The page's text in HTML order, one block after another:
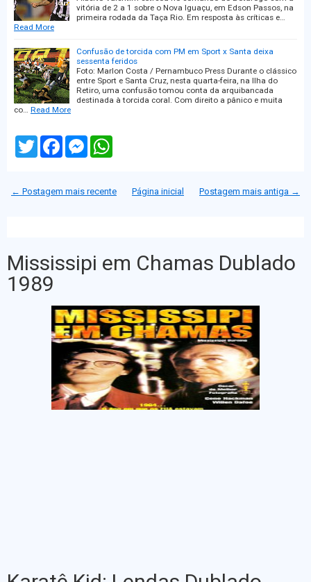
vitória de 2 a 1 sobre o Nova Iguaçu, em Edson Passos, na
primeira rodada da Taça Rio. Em resposta às críticas e…
Read More
Confusão de torcida com PM em Sport x Santa deixa
sessenta feridos
Foto: Marlon Costa / Pernambuco Press Durante o clássico
entre Sport e Santa Cruz, nesta quarta-feira, na Ilha do
Retiro, uma confusão tomou conta da arquibancada
destinada à torcida coral. Com direito a pânico e muita
co…
Read More
T
w
e
F
o
M
n
A
← Postagem mais recente Postagem mais antiga →
Página inicial
Mississipi em Chamas Dublado
1989